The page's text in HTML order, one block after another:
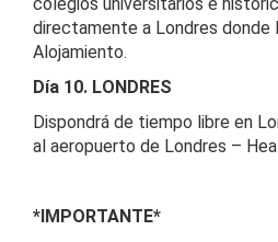
directamente a Londres donde
Alojamiento.
Día 10. LONDRES
Dispondrá de tiempo libre en
al aeropuerto de Londres –
*IMPORTANTE*